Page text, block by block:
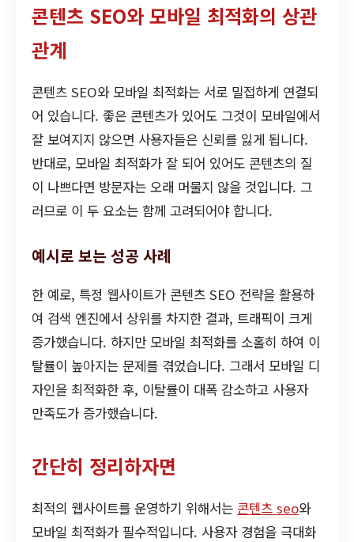
콘텐츠 SEO와 모바일 최적화의 상관
관계
콘텐츠 SEO와 모바일 최적화는 서로 밀접하게 연결되
어 있습니다. 좋은 콘텐츠가 있어도 그것이 모바일에서
잘 보여지지 않으면 사용자들은 신뢰를 잃게 됩니다.
반대로, 모바일 최적화가 잘 되어 있어도 콘텐츠의 질
이 나쁘다면 방문자는 오래 머물지 않을 것입니다. 그
러므로 이 두 요소는 함께 고려되어야 합니다.
예시로 보는 성공 사례
한 예로, 특정 웹사이트가 콘텐츠 SEO 전략을 활용하
여 검색 엔진에서 상위를 차지한 결과, 트래픽이 크게
증가했습니다. 하지만 모바일 최적화를 소홀히 하여 이
탈률이 높아지는 문제를 겪었습니다. 그래서 모바일 디
자인을 최적화한 후, 이탈률이 대폭 감소하고 사용자
만족도가 증가했습니다.
간단히 정리하자면
최적의 웹사이트를 운영하기 위해서는 콘텐츠 seo와
모바일 최적화가 필수적입니다. 사용자 경험을 극대화